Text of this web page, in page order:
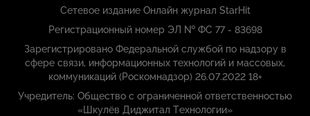
Сетевое издание Онлайн журнал StarHit
Регистрационный номер ЭЛ № ФС 77 - 83698
Зарегистрировано Федеральной службой по надзору в
сфере связи, информационных технологий и массовых,
коммуникаций (Роскомнадзор) 26.07.2022 18+
Учредитель: Общество с ограниченной ответственностью
«Шкулёв Диджитал Технологии»